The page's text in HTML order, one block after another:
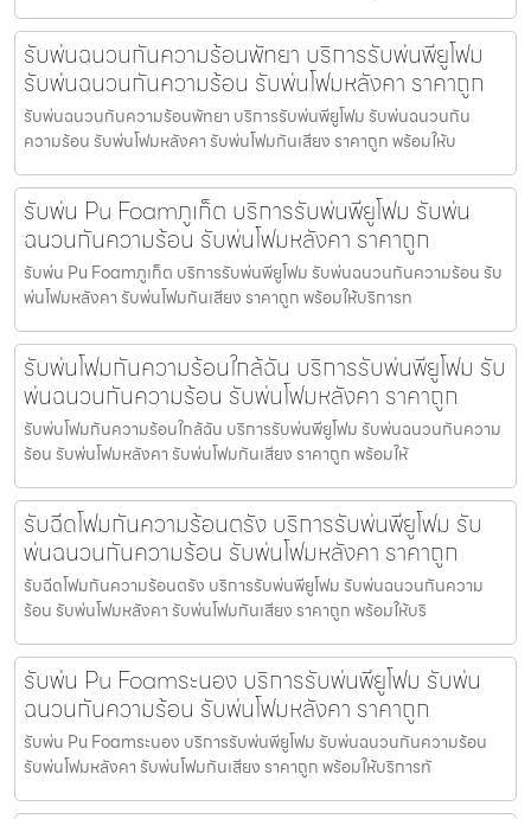
รับพ่นฉนวนกันความร้อนพัทยา บริการรับพ่นพียูโฟม
รับพ่นฉนวนกันความร้อน รับพ่นโฟมหลังคา ราคาถูก
รับพ่นฉนวนกันความร้อนพัทยา บริการรับพ่นพียูโฟม รับพ่นฉนวนกัน
ความร้อน รับพ่นโฟมหลังคา รับพ่นโฟมกันเสียง ราคาถูก พร้อมให้บ
รับพ่น Pu Foamภูเก็ต บริการรับพ่นพียูโฟม รับพ่น
ฉนวนกันความร้อน รับพ่นโฟมหลังคา ราคาถูก
รับพ่น Pu Foamภูเก็ต บริการรับพ่นพียูโฟม รับพ่นฉนวนกันความร้อน รับ
พ่นโฟมหลังคา รับพ่นโฟมกันเสียง ราคาถูก พร้อมให้บริการท
รับพ่นโฟมกันความร้อนใกล้ฉัน บริการรับพ่นพียูโฟม รับ
พ่นฉนวนกันความร้อน รับพ่นโฟมหลังคา ราคาถูก
รับพ่นโฟมกันความร้อนใกล้ฉัน บริการรับพ่นพียูโฟม รับพ่นฉนวนกันความ
ร้อน รับพ่นโฟมหลังคา รับพ่นโฟมกันเสียง ราคาถูก พร้อมให้
รับฉีดโฟมกันความร้อนตรัง บริการรับพ่นพียูโฟม รับ
พ่นฉนวนกันความร้อน รับพ่นโฟมหลังคา ราคาถูก
รับฉีดโฟมกันความร้อนตรัง บริการรับพ่นพียูโฟม รับพ่นฉนวนกันความ
ร้อน รับพ่นโฟมหลังคา รับพ่นโฟมกันเสียง ราคาถูก พร้อมให้บริ
รับพ่น Pu Foamระนอง บริการรับพ่นพียูโฟม รับพ่น
ฉนวนกันความร้อน รับพ่นโฟมหลังคา ราคาถูก
รับพ่น Pu Foamระนอง บริการรับพ่นพียูโฟม รับพ่นฉนวนกันความร้อน
รับพ่นโฟมหลังคา รับพ่นโฟมกันเสียง ราคาถูก พร้อมให้บริการทั